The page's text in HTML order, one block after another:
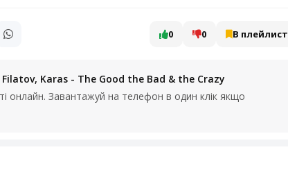
0 0 В плейлист
Karas - The Good the Bad & the Crazy
онлайн. Завантажуй на телефон в один клік якщо